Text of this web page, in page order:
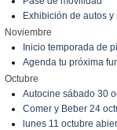
Exhibición de autos y
Noviembre
Inicio temporada de
Agenda tu próxima
Octubre
Autocine sábado 30
Comer y Beber 24
lunes 11 octubre